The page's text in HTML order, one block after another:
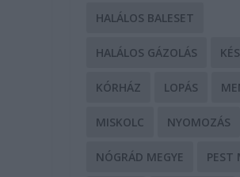
HALÁLOS BALESET
HALÁLOS GÁZOLÁS
KÓRHÁZ LOPÁS
MISKOLC NYOMOZÁS
NÓGRÁD MEGYE PEST